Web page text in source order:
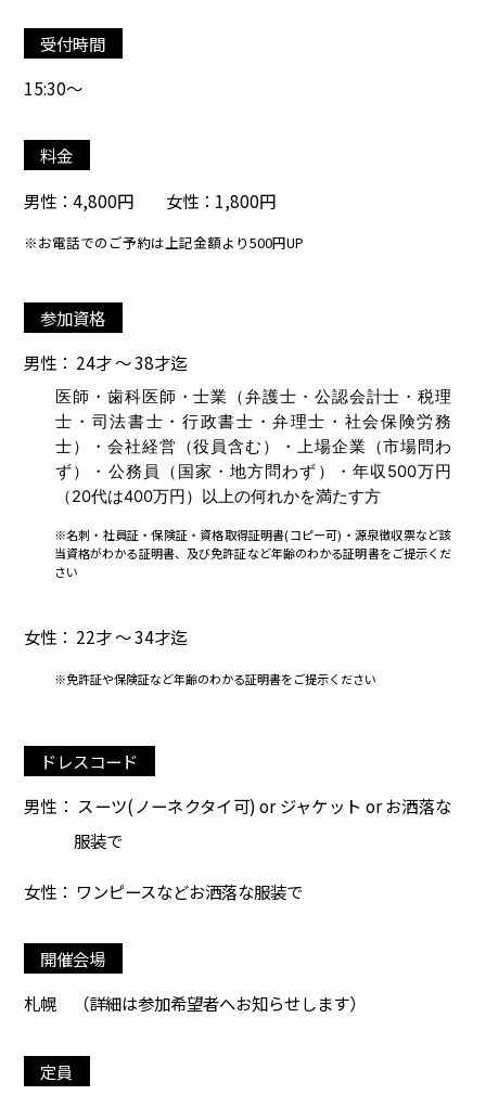
受付時間
15:30～
料金
男性：4,800円 女性：1,800円
※お電話でのご予約は上記金額より500円UP
参加資格
男性： 24才 ～ 38才迄
医師・歯科医師・士業（弁護士・公認会計士・税理
士・司法書士・行政書士・弁理士・社会保険労務
士）・会社経営（役員含む）・上場企業（市場問わ
ず）・公務員（国家・地方問わず）・年収500万円
（20代は400万円）以上の何れかを満たす方
※名刺・社員証・保険証・資格取得証明書(コピー可)・源泉徴収票など該
当資格がわかる証明書、及び免許証など年齢のわかる証明書をご提示くだ
さい
女性： 22才 ～ 34才迄
※免許証や保険証など年齢のわかる証明書をご提示ください
ドレスコード
男性： スーツ(ノーネクタイ可) or ジャケット or お洒落な
服装で
女性： ワンピースなどお洒落な服装で
開催会場
札幌
（詳細は参加希望者へお知らせします）
定員